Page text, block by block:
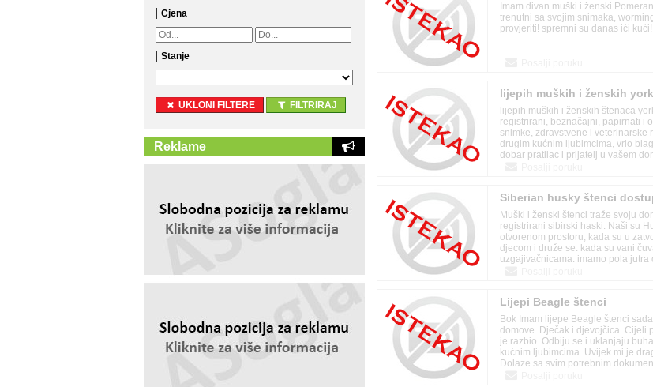
Cjena
Stanje
UKLONI FILTERE FILTRIRAJ
Reklame
Imam divan muški i ženski
trenutni sa svojim snimaka,
provjeriti! spremni su danas ići
lijepih muških i ženskih
lijepih muških i ženskih štenaca
registrirani, beznačajni, papirnati i
snimke, zdravstvene i
drugim kućnim ljubimcima, vrlo
dobar pratilac i prijatelj u vašem
Siberian husky štenci
Muški i ženski štenci traže svoju
registrirani sibirski haski. Naši su
otvorenom prostoru, kada su u
djecom i druže se. kada su vani
uzgajivačnicama. imamo pola
neku hranu za prijelaz na hranu.
Lijepi Beagle štenci
Bok Imam lijepe Beagle štenci
domove. Dječak i djevojčica. Cijeli
je razbio. Odbiju se i uklanjaju
kućnim ljubimcima. Uvijek mi je
Dolaze sa svim potrebnim